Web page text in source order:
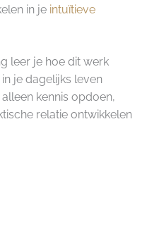
in je intuïtieve
leer je hoe dit werk
je dagelijks leven
kennis opdoen,
relatie ontwikkelen